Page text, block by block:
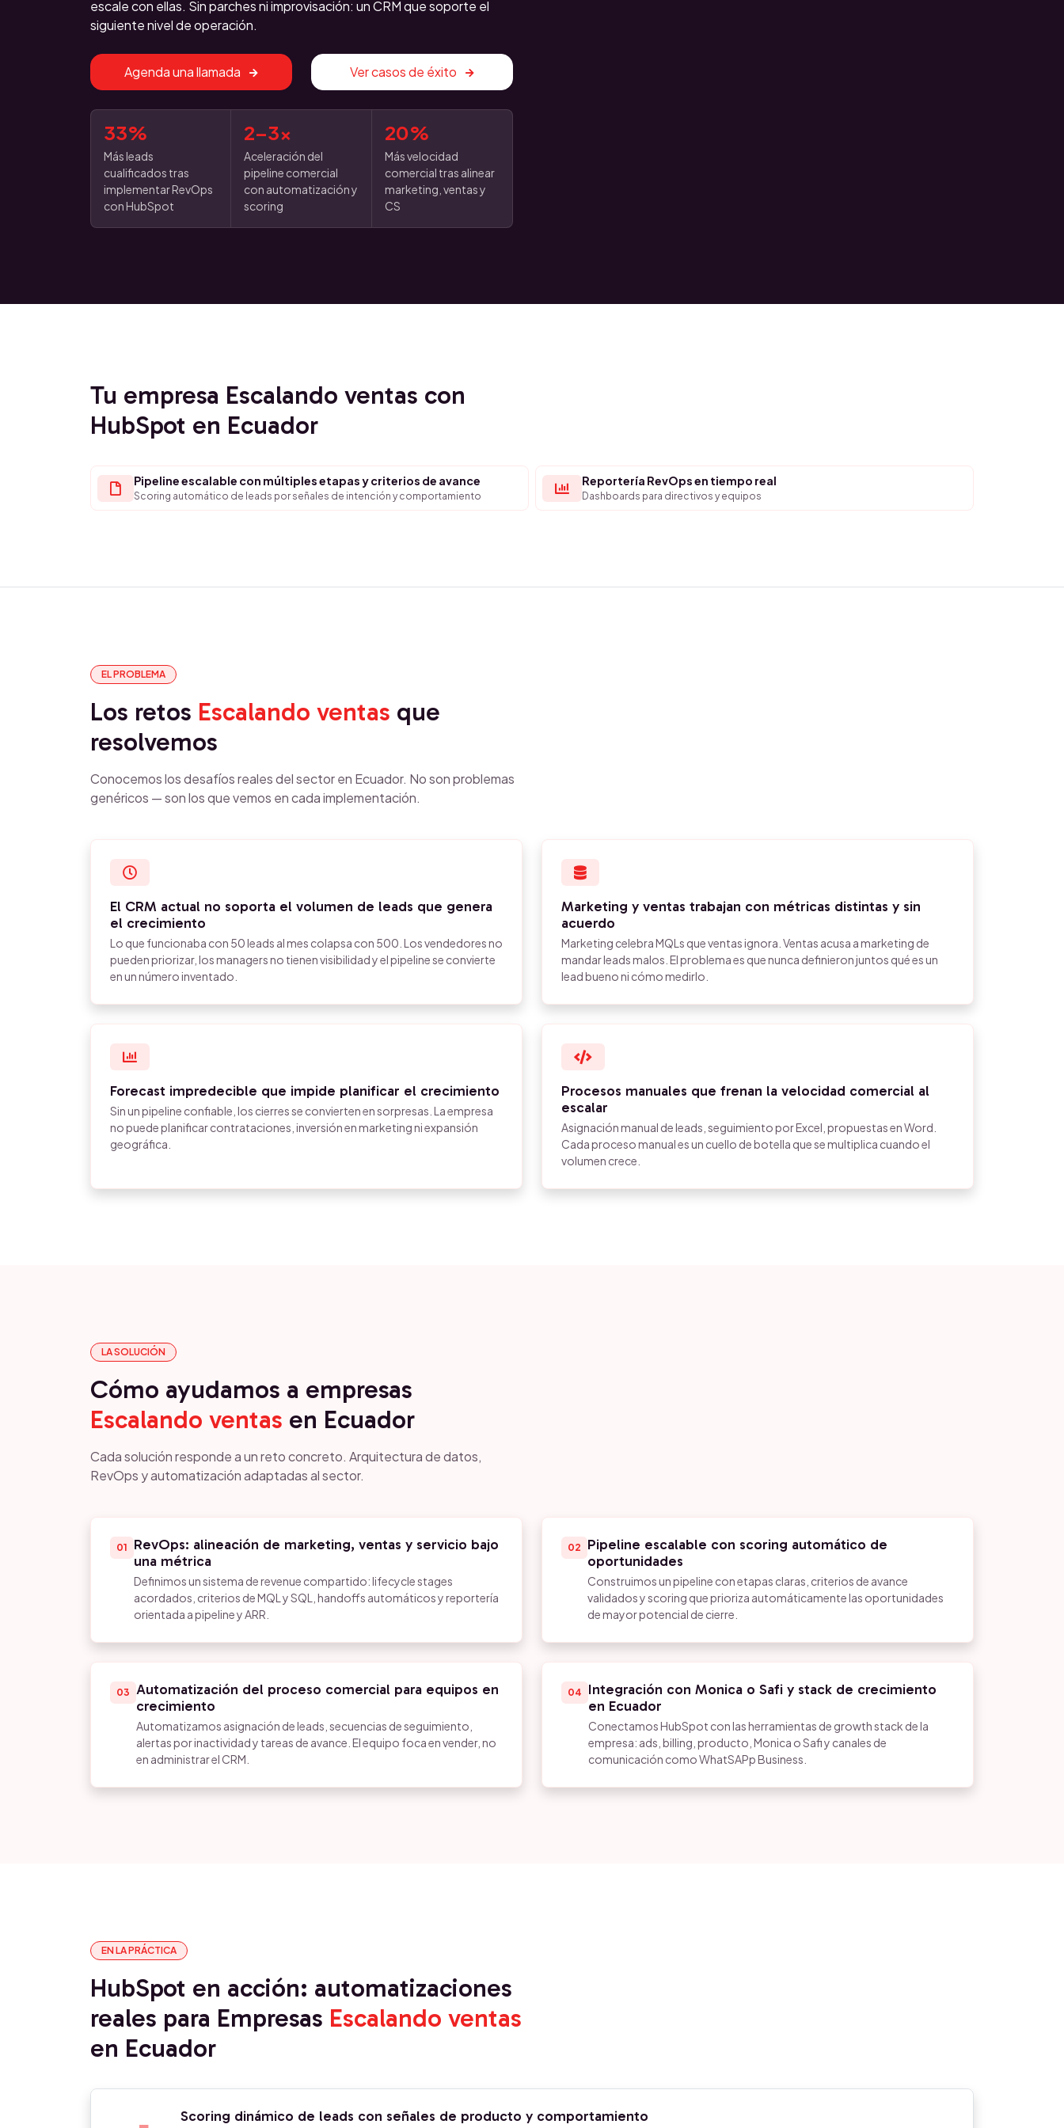
escale con ellas. Sin parches ni improvisación: un CRM que soporte el
siguiente nivel de operación.
Agenda una llamada Ver casos de éxito
33%
Más leads
cualificados tras
implementar RevOps
con HubSpot
2–3x
Aceleración del
pipeline comercial
con automatización y
scoring
20%
Más velocidad
comercial tras alinear
marketing, ventas y
CS
Tu empresa Escalando ventas con
HubSpot en Ecuador
Pipeline escalable con múltiples etapas y criterios de avance
Scoring automático de leads por señales de intención y comportamiento
Reportería RevOps en tiempo real
Dashboards para directivos y equipos
EL PROBLEMA
Los retos Escalando ventas que
resolvemos
Conocemos los desafíos reales del sector en Ecuador. No son problemas
genéricos — son los que vemos en cada implementación.
El CRM actual no soporta el volumen de leads que genera
el crecimiento
Lo que funcionaba con 50 leads al mes colapsa con 500. Los vendedores no
pueden priorizar, los managers no tienen visibilidad y el pipeline se convierte
en un número inventado.
Marketing y ventas trabajan con métricas distintas y sin
acuerdo
Marketing celebra MQLs que ventas ignora. Ventas acusa a marketing de
mandar leads malos. El problema es que nunca definieron juntos qué es un
lead bueno ni cómo medirlo.
Forecast impredecible que impide planificar el crecimiento
Sin un pipeline confiable, los cierres se convierten en sorpresas. La empresa
no puede planificar contrataciones, inversión en marketing ni expansión
geográfica.
Procesos manuales que frenan la velocidad comercial al
escalar
Asignación manual de leads, seguimiento por Excel, propuestas en Word.
Cada proceso manual es un cuello de botella que se multiplica cuando el
volumen crece.
LA SOLUCIÓN
Cómo ayudamos a empresas
Escalando ventas en Ecuador
Cada solución responde a un reto concreto. Arquitectura de datos,
RevOps y automatización adaptadas al sector.
01
RevOps: alineación de marketing, ventas y servicio bajo
una métrica
Definimos un sistema de revenue compartido: lifecycle stages
acordados, criterios de MQL y SQL, handoffs automáticos y reportería
orientada a pipeline y ARR.
02
Pipeline escalable con scoring automático de
oportunidades
Construimos un pipeline con etapas claras, criterios de avance
validados y scoring que prioriza automáticamente las oportunidades
de mayor potencial de cierre.
03 Automatización del proceso comercial para equipos en
crecimiento
Automatizamos asignación de leads, secuencias de seguimiento,
alertas por inactividad y tareas de avance. El equipo foca en vender, no
en administrar el CRM.
04
Integración con Monica o Safi y stack de crecimiento
en Ecuador
Conectamos HubSpot con las herramientas de growth stack de la
empresa: ads, billing, producto, Monica o Safi y canales de
comunicación como WhatSAPp Business.
EN LA PRÁCTICA
HubSpot en acción: automatizaciones
reales para Empresas Escalando ventas
en Ecuador
Scoring dinámico de leads con señales de producto y comportamiento